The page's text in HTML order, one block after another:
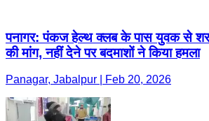
पनागर: पंकज हेल्थ क्लब के पास युवक से
की मांग, नहीं देने पर बदमाशों ने किया हमला
Panagar, Jabalpur | Feb 20, 2026